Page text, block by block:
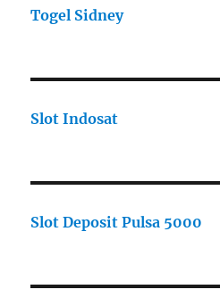
Togel Sidney
Slot Indosat
Slot Deposit Pulsa 5000